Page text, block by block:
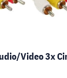
Video 3x